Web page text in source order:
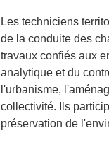
Les techniciens
de la conduite des
travaux confiés aux
analytique et du
l'urbanisme,
collectivité. Ils
préservation de